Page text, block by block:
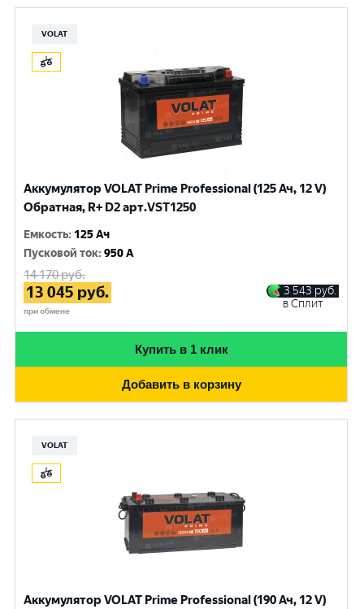
VOLAT
Аккумулятор VOLAT Prime Professional (125 Ач, 12 V)
Обратная, R+ D2 арт.VST1250
Емкость: 125 Ач
Пусковой ток:950 A
14 170руб.
13 045 руб.
при обмене
3 543 руб.
в Сплит
Купить в 1 клик
Добавить в корзину
VOLAT
Аккумулятор VOLAT Prime Professional (190 Ач, 12 V)